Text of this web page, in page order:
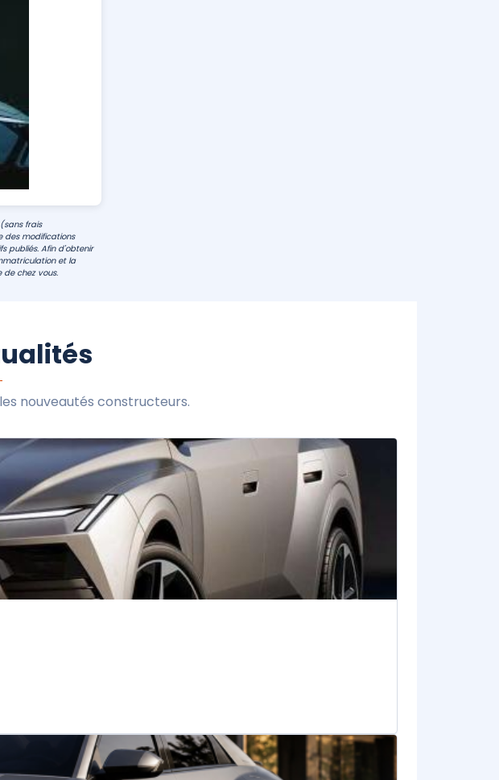
frais
des modifications
publiés. Afin d'obtenir
et la
chez vous.
nouveautés constructeurs.